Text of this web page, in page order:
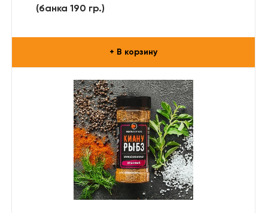
(банка 190 гр.)
+ В корзину